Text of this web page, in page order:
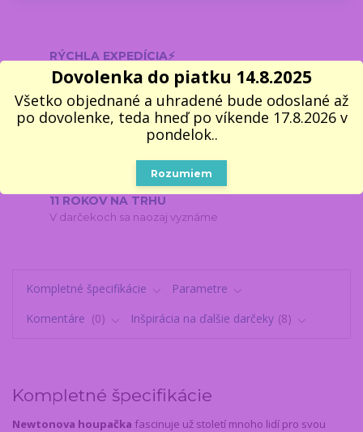
RÝCHLA EXPEDÍCIA⚡
Objednávky do 11:00 odosielame v pracovné dni ešte
dnes
100% VLASTNÝ SKLAD 📦
Všetko, čo vidíte, naozaj máme
2000 VÝDAJNÝCH MIEST
Do 2–3 pracovných dní na vyzdvihnutie
11 ROKOV NA TRHU
V darčekoch sa naozaj vyznáme
Kompletné špecifikácie
Parametre
Komentáre
0 Inšpirácia na ďalšie darčeky 8
Kompletné špecifikácie
Newtonova houpačka fascinuje už století mnoho lidí pro svou
Dovolenka do piatku 14.8.2025
Všetko objednané a uhradené bude odoslané až
po dovolenke, teda hneď po víkende 17.8.2026 v
pondelok..
Rozumiem